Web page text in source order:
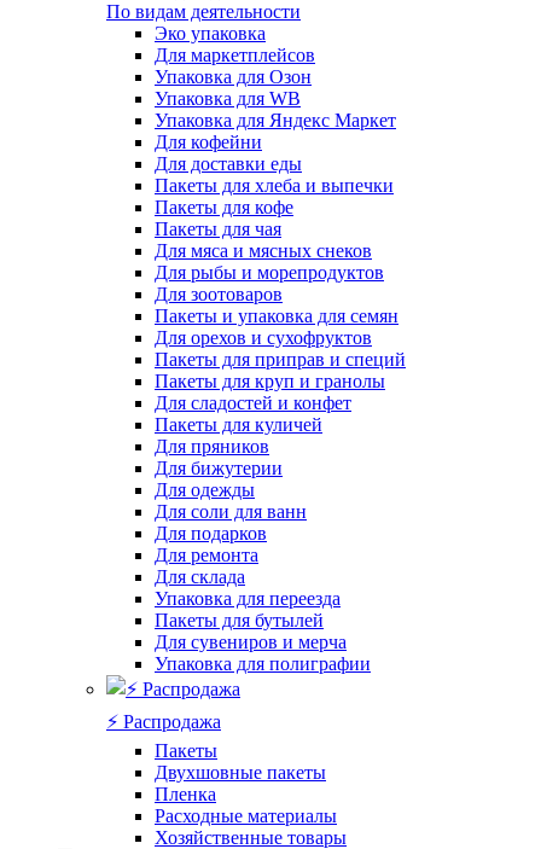
По видам деятельности
Эко упаковка
Для маркетплейсов
Упаковка для Озон
Упаковка для WB
Упаковка для Яндекс Маркет
Для кофейни
Для доставки еды
Пакеты для хлеба и выпечки
Пакеты для кофе
Пакеты для чая
Для мяса и мясных снеков
Для рыбы и морепродуктов
Для зоотоваров
Пакеты и упаковка для семян
Для орехов и сухофруктов
Пакеты для приправ и специй
Пакеты для круп и гранолы
Для сладостей и конфет
Пакеты для куличей
Для пряников
Для бижутерии
Для одежды
Для соли для ванн
Для подарков
Для ремонта
Для склада
Упаковка для переезда
Пакеты для бутылей
Для сувениров и мерча
Упаковка для полиграфии
⚡️ Распродажа
Пакеты
Двухшовные пакеты
Пленка
Расходные материалы
Хозяйственные товары